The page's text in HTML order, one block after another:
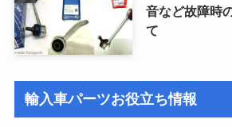
音など故障時
て
輸入車パーツお役立ち情報